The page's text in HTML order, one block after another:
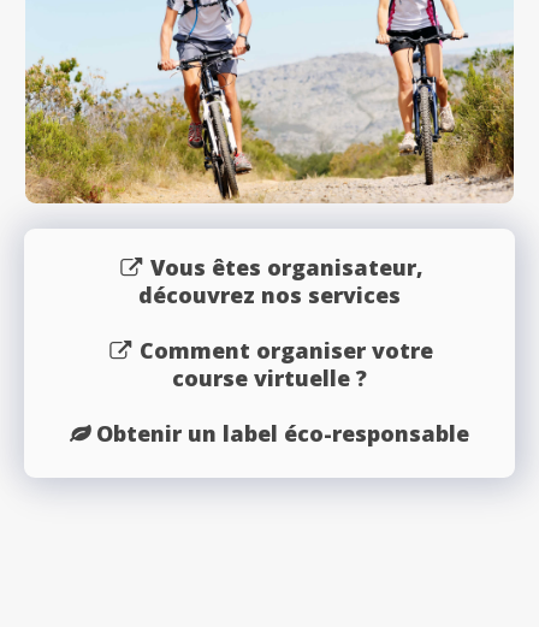
Vous êtes organisateur,
découvrez nos services
Comment organiser votre
course virtuelle ?
Obtenir un label éco-responsable